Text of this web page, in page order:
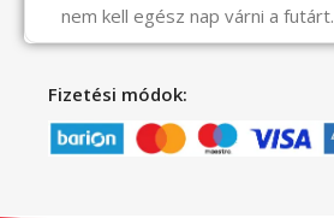
nem kell egész nap várni a futárt.
Fizetési módok: